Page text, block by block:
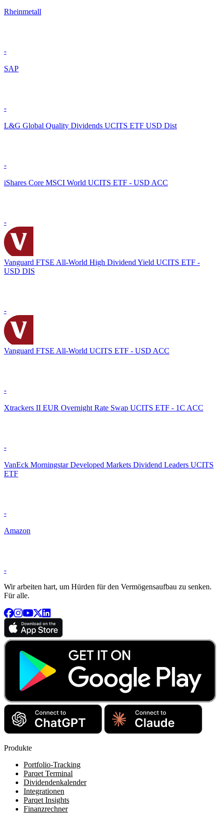
Rheinmetall
-
SAP
-
L&G Global Quality Dividends UCITS ETF USD Dist
-
iShares Core MSCI World UCITS ETF - USD ACC
-
Vanguard FTSE All-World High Dividend Yield UCITS ETF -
USD DIS
-
Vanguard FTSE All-World UCITS ETF - USD ACC
-
Xtrackers II EUR Overnight Rate Swap UCITS ETF - 1C ACC
-
VanEck Morningstar Developed Markets Dividend Leaders UCITS
ETF
-
Amazon
-
Wir arbeiten hart, um Hürden für den Vermögensaufbau zu senken.
Für alle.
Produkte
Portfolio-Tracking
Parqet Terminal
Dividendenkalender
Integrationen
Parqet Insights
Finanzrechner